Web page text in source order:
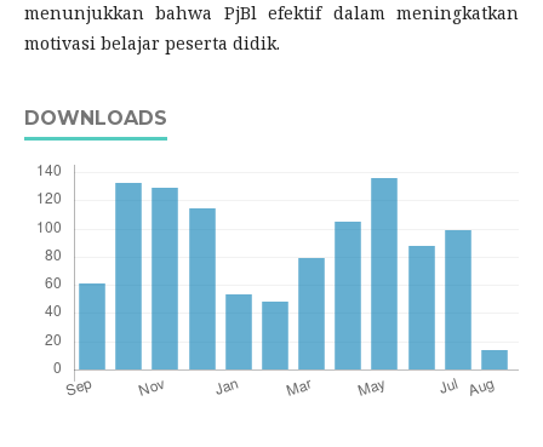
menunjukkan bahwa PjBl efektif dalam meningkatkan
motivasi belajar peserta didik.
DOWNLOADS